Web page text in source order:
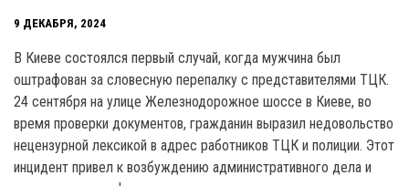
9 ДЕКАБРЯ, 2024
В Киеве состоялся первый случай, когда мужчина был
оштрафован за словесную перепалку с представителями ТЦК.
24 сентября на улице Железнодорожное шоссе в Киеве, во
время проверки документов, гражданин выразил недовольство
нецензурной лексикой в адрес работников ТЦК и полиции. Этот
инцидент привел к возбуждению административного дела и